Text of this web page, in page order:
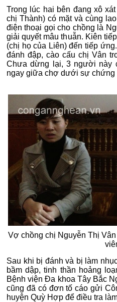
Trong lúc hai bên đang xô
chị Thành) có mặt và cùng
điện thoại gọi cho chồng là
giải quyết mâu thuẫn. Kiên
(chị họ của Liên) đến tiếp
đánh đập, cào cấu chị Vân
Chưa dừng lại, 3 người này
ngay giữa chợ dưới sự chứng
Vợ chồng chị Nguyễn Thị
Sau khi bị đánh và bị làm
bầm dập, tinh thần hoảng
Bệnh viện Đa khoa Tây Bắc
cũng đã có đơn tố cáo gửi
huyện Quỳ Hợp để điều tra